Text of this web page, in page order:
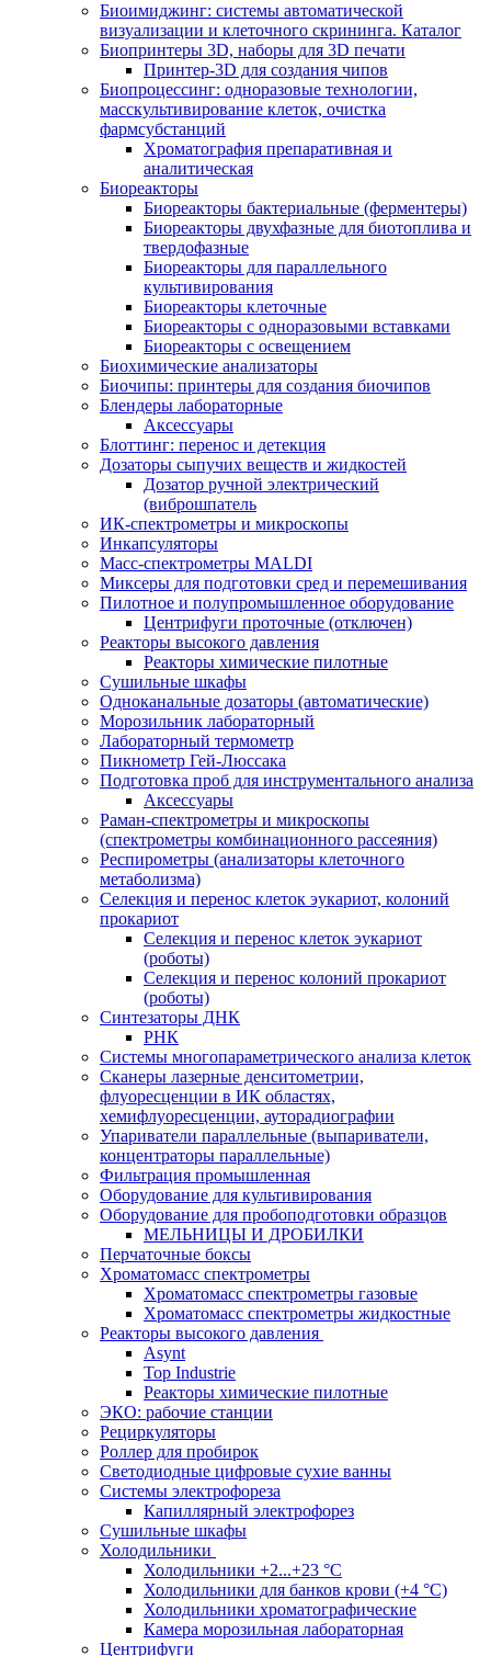
Биоимиджинг: системы автоматической
визуализации и клеточного скрининга. Каталог
Биопринтеры 3D, наборы для 3D печати
Принтер-3D для создания чипов
Биопроцессинг: одноразовые технологии,
масскультивирование клеток, очистка
фармсубстанций
Хроматография препаративная и
аналитическая
Биореакторы
Биореакторы бактериальные (ферментеры)
Биореакторы двухфазные для биотоплива и
твердофазные
Биореакторы для параллельного
культивирования
Биореакторы клеточные
Биореакторы с одноразовыми вставками
Биореакторы с освещением
Биохимические анализаторы
Биочипы: принтеры для создания биочипов
Блендеры лабораторные
Аксессуары
Блоттинг: перенос и детекция
Дозаторы сыпучих веществ и жидкостей
Дозатор ручной электрический
(виброшпатель
ИК-спектрометры и микроскопы
Инкапсуляторы
Масс-спектрометры MALDI
Миксеры для подготовки сред и перемешивания
Пилотное и полупромышленное оборудование
Центрифуги проточные (отключен)
Реакторы высокого давления
Реакторы химические пилотные
Сушильные шкафы
Одноканальные дозаторы (автоматические)
Морозильник лабораторный
Лабораторный термометр
Пикнометр Гей-Люссака
Подготовка проб для инструментального анализа
Аксессуары
Раман-спектрометры и микроскопы
(спектрометры комбинационного рассеяния)
Респирометры (анализаторы клеточного
метаболизма)
Селекция и перенос клеток эукариот, колоний
прокариот
Селекция и перенос клеток эукариот
(роботы)
Селекция и перенос колоний прокариот
(роботы)
Синтезаторы ДНК
РНК
Системы многопараметрического анализа клеток
Сканеры лазерные денситометрии,
флуоресценции в ИК областях,
хемифлуоресценции, ауторадиографии
Упариватели параллельные (выпариватели,
концентраторы параллельные)
Фильтрация промышленная
Оборудование для культивирования
Оборудование для пробоподготовки образцов
МЕЛЬНИЦЫ И ДРОБИЛКИ
Перчаточные боксы
Хроматомасс спектрометры
Хроматомасс спектрометры газовые
Хроматомасс спектрометры жидкостные
Реакторы высокого давления
Asynt
Top Industrie
Реакторы химические пилотные
ЭКО: рабочие станции
Рециркуляторы
Роллер для пробирок
Светодиодные цифровые сухие ванны
Системы электрофореза
Капиллярный электрофорез
Сушильные шкафы
Холодильники
Холодильники +2...+23 °С
Холодильники для банков крови (+4 °С)
Холодильники хроматографические
Камера морозильная лабораторная
Центрифуги